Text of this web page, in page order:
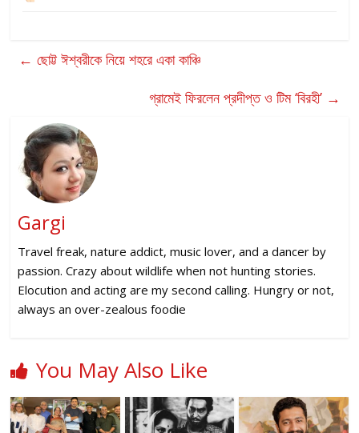
← ছোট্ট ঈশ্বরীকে নিয়ে শহরে একা কাঞ্চি
গ্রামেই ফিরলেন প্রদীপ্ত ও টিম ‘বিরহী’ →
Gargi
Travel freak, nature addict, music lover, and a dancer by
passion. Crazy about wildlife when not hunting stories.
Elocution and acting are my second calling. Hungry or not,
always an over-zealous foodie
You May Also Like